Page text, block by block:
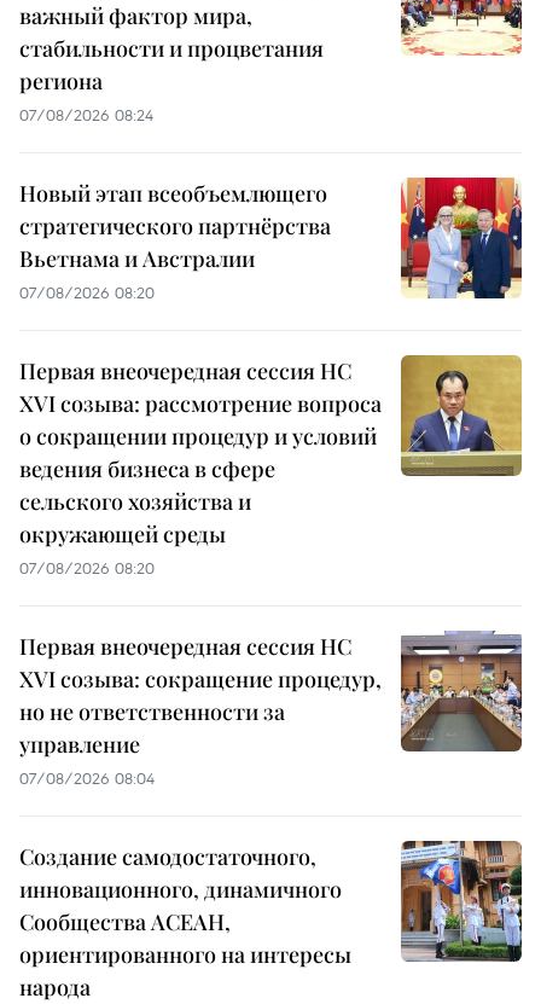
важный фактор мира,
стабильности и процветания
региона
07/08/2026 08:24
Новый этап всеобъемлющего
стратегического партнёрства
Вьетнама и Австралии
07/08/2026 08:20
Первая внеочередная сессия НС
XVI созыва: рассмотрение вопроса
о сокращении процедур и условий
ведения бизнеса в сфере
сельского хозяйства и
окружающей среды
07/08/2026 08:20
Первая внеочередная сессия НС
XVI созыва: сокращение процедур,
но не ответственности за
управление
07/08/2026 08:04
Создание самодостаточного,
инновационного, динамичного
Сообщества АСЕАН,
ориентированного на интересы
народа